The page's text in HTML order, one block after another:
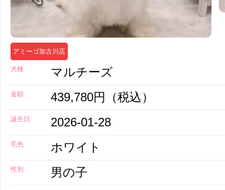
アミーゴ加古川店
犬種 マルチーズ
金額 439,780円（税込）
誕生日 2026-01-28
毛色 ホワイト
性別 男の子